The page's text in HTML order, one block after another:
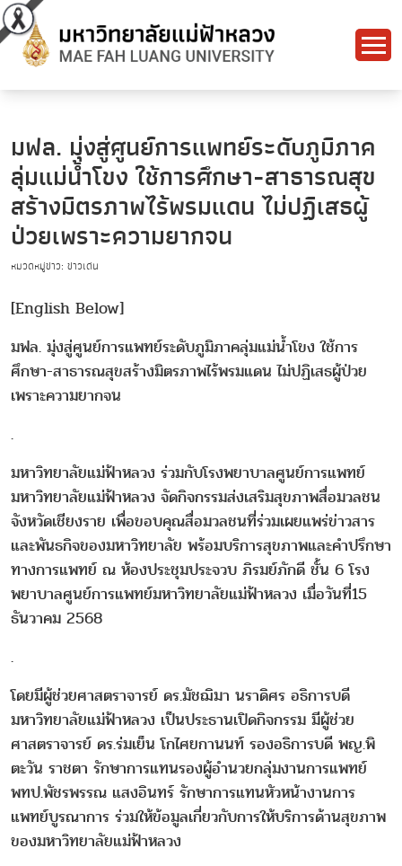
มฟล. มุ่งสู่ศูนย์การแพทย์ระดับภูมิภาค
ลุ่มแม่น้ำโขง ใช้การศึกษา-สาธารณสุข
สร้างมิตรภาพไร้พรมแดน ไม่ปฏิเสธผู้
ป่วยเพราะความยากจน
หมวดหมู่ข่าว: ข่าวเด่น
[English Below]
มฟล. มุ่งสู่ศูนย์การแพทย์ระดับภูมิภาคลุ่มแม่น้ำโขง ใช้การ
ศึกษา-สาธารณสุขสร้างมิตรภาพไร้พรมแดน ไม่ปฏิเสธผู้ป่วย
เพราะความยากจน
.
มหาวิทยาลัยแม่ฟ้าหลวง ร่วมกับโรงพยาบาลศูนย์การแพทย์
มหาวิทยาลัยแม่ฟ้าหลวง จัดกิจกรรมส่งเสริมสุขภาพสื่อมวลชน
จังหวัดเชียงราย เพื่อขอบคุณสื่อมวลชนที่ร่วมเผยแพร่ข่าวสาร
และพันธกิจของมหาวิทยาลัย พร้อมบริการสุขภาพและคำปรึกษา
ทางการแพทย์ ณ ห้องประชุมประจวบ ภิรมย์ภักดี ชั้น 6 โรง
พยาบาลศูนย์การแพทย์มหาวิทยาลัยแม่ฟ้าหลวง เมื่อวันที่15
ธันวาคม 2568
.
โดยมีผู้ช่วยศาสตราจารย์ ดร.มัชฌิมา นราดิศร อธิการบดี
มหาวิทยาลัยแม่ฟ้าหลวง เป็นประธานเปิดกิจกรรม มีผู้ช่วย
ศาสตราจารย์ ดร.ร่มเย็น โกไศยกานนท์ รองอธิการบดี พญ.พิ
ตะวัน ราชตา รักษาการแทนรองผู้อำนวยกลุ่มงานการแพทย์
พทป.พัชรพรรณ แสงอินทร์ รักษาการแทนหัวหน้างานการ
แพทย์บูรณาการ ร่วมให้ข้อมูลเกี่ยวกับการให้บริการด้านสุขภาพ
ของมหาวิทยาลัยแม่ฟ้าหลวง